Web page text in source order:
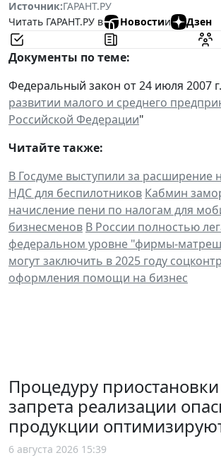
Источник:ГАРАНТ.РУ
Читать ГАРАНТ.РУ в
Новостии Дзен
Документы по теме:
Федеральный закон от 24 июля 2007
развитии малого и среднего
Российской Федерации"
Читайте также:
В Госдуме выступили за расширение
НДС для беспилотников Кабмин
начисление пени по налогам для
бизнесменов В России полностью
федеральном уровне "фирмы-
могут заключить в 2025 году
оформления помощи на бизнес
Процедуру
запрета реализации
продукции
6 августа 2026 15:39